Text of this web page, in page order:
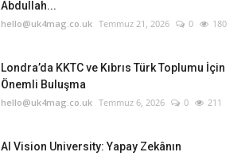
Abdullah...
hello@uk4mag.co.uk Temmuz 21, 2026 0 180
Londra’da KKTC ve Kıbrıs Türk Toplumu İçin
Önemli Buluşma
hello@uk4mag.co.uk Temmuz 6, 2026 0 211
AI Vision University: Yapay Zekânın